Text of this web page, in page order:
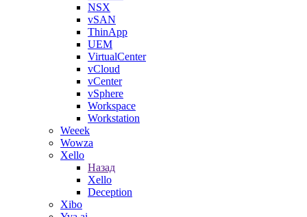
NSX
vSAN
ThinApp
UEM
VirtualCenter
vCloud
vCenter
vSphere
Workspace
Workstation
Weeek
Wowza
Xello
Назад
Xello
Deception
Xibo